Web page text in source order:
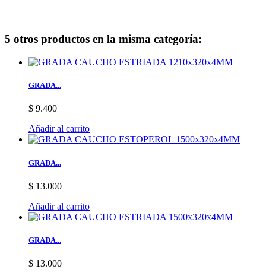
5 otros productos en la misma categoría:
GRADA...
$ 9.400
Añadir al carrito
GRADA...
$ 13.000
Añadir al carrito
GRADA...
$ 13.000